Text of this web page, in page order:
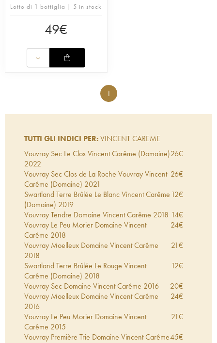
Lotto di 1 bottiglia | 5 in stock
49€
1
TUTTI GLI INDICI PER:VINCENT CAREME
Vouvray Sec Le Clos Vincent Carême (Domaine)
2022
26€
Vouvray Sec Clos de La Roche Vouvray Vincent
Carême (Domaine) 2021
26€
Swartland Terre Brûlée Le Blanc Vincent Carême
(Domaine) 2019
12€
Vouvray Tendre Domaine Vincent Carême 2018 14€
Vouvray Le Peu Morier Domaine Vincent
Carême 2018
24€
Vouvray Moelleux Domaine Vincent Carême
2018
21€
Swartland Terre Brûlée Le Rouge Vincent
Carême (Domaine) 2018
12€
Vouvray Sec Domaine Vincent Carême 2016 20€
Vouvray Moelleux Domaine Vincent Carême
2016
24€
Vouvray Le Peu Morier Domaine Vincent
Carême 2015
21€
Vouvray Première Trie Domaine Vincent Carême45€